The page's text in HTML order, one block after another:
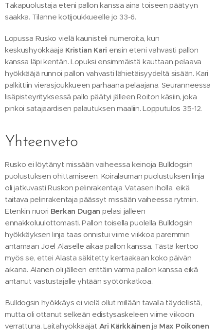
Takapuolustaja eteni pallon kanssa aina toiseen päätyyn
saakka. Tilanne kotijoukkueelle jo 33-6.
Lopussa Rusko vielä kaunisteli numeroita, kun
keskushyökkääjä Kristian Kari ensin eteni vahvasti pallon
kanssa läpi kentän. Lopuksi ensimmäistä kauttaan pelaava
hyökkääjä runnoi pallon vahvasti lähietäisyydeltä sisään. Kari
palkittiin vierasjoukkueen parhaana pelaajana. Seuranneessa
lisäpisteyrityksessä pallo päätyi jälleen Roiton käsiin, joka
pinkoi satajaardisen palautuksen maaliin. Lopputulos 35-12.
Yhteenveto
Rusko ei löytänyt missään vaiheessa keinoja Bulldogsin
puolustuksen ohittamiseen. Koiralauman puolustuksen linja
oli jatkuvasti Ruskon pelinrakentaja Vatasen iholla, eikä
taitava pelinrakentaja päässyt missään vaiheessa rytmiin.
Etenkin nuori Berkan Dugan pelasi jälleen
ennakkoluulottomasti. Pallon toisella puolella Bulldogsin
hyökkäyksen linja taas onnistui viime viikkoa paremmin
antamaan Joel Alaselle aikaa pallon kanssa. Tästä kertoo
myös se, ettei Alasta säkitetty kertaakaan koko päivän
aikana. Alanen oli jälleen erittäin varma pallon kanssa eikä
antanut vastustajalle yhtään syötönkatkoa.
Bulldogsin hyökkäys ei vielä ollut millään tavalla täydellistä,
mutta oli ottanut selkeän edistysaskeleen viime viikoon
verrattuna. Laitahyökkääjät Ari Kärkkäinen ja Max Poikonen